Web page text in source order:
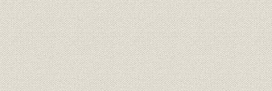
財形貯蓄;業界 財形口座数・寄託4社比較
1976年(
(昭和55年
海外事業;財務・業績
国際業務収益の推移 1981年9月
期の業績(本部、海外店合計) (1)
収支実績
1981年(